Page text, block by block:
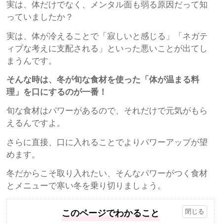
実は、体だけでなく、メンタル面も弱る原因だって知
っていましたか？
実は、体が冷えることで「寂しいと感じる」「ネガテ
ィブな考えに支配される」といった悪いことが出てし
まうんです。
そんな時は、冬が旬な食材を使った「体が温まる料
理」を口にするのが一番！
旬な食材はパワーがあるので、それだけで元気がもら
えるんですよ。
さらに直接、口に入れることでよりパワーアップが望
めます。
冬だからこそ取り入れたい、そんなパワーがつく食材
とメニューで寒い冬を乗り切りましょう。
このページでわかること